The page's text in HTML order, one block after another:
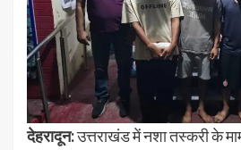
देहरादून:उत्तराखंड में नशा तस्करी के